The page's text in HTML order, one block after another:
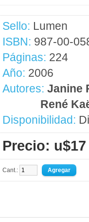
Sello: Lumen
ISBN: 987-00-
Páginas: 224
Año: 2006
Autores: Janine
René
Disponibilidad:
Precio: u$17
Cant.: